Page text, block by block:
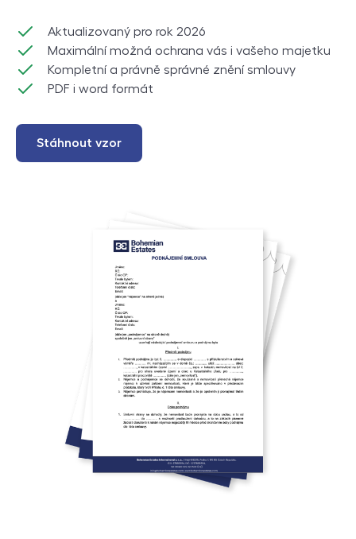
Aktualizovaný pro rok 2026
Maximální možná ochrana vás i vašeho majetku
Kompletní a právně správné znění smlouvy
PDF i word formát
Stáhnout vzor